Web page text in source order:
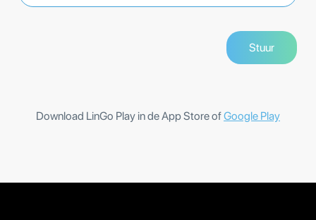
Download LinGo Play in de App Store ofGoogle Play